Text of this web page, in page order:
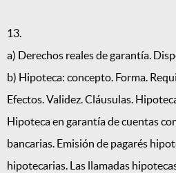
13.
a) Derechos reales de garantía.
b) Hipoteca: concepto. Forma.
Efectos. Validez. Cláusulas.
Hipoteca en garantía de cuentas
bancarias. Emisión de pagarés
hipotecarias. Las llamadas